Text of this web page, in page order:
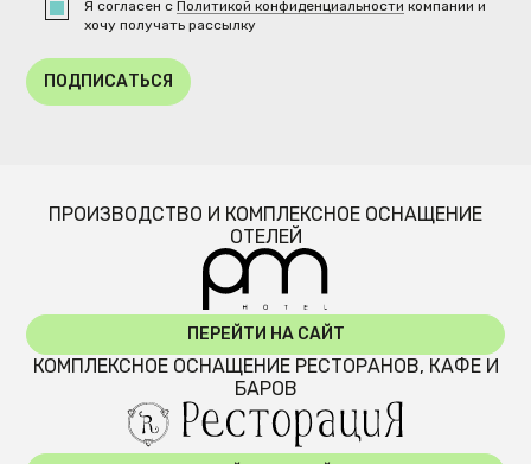
Я согласен сПолитикой конфиденциальности компании и
хочу получать рассылку
ПОДПИСАТЬСЯ
ПРОИЗВОДСТВО И КОМПЛЕКСНОЕ ОСНАЩЕНИЕ
ОТЕЛЕЙ
ПЕРЕЙТИ НА САЙТ
КОМПЛЕКСНОЕ ОСНАЩЕНИЕ РЕСТОРАНОВ, КАФЕ И
БАРОВ